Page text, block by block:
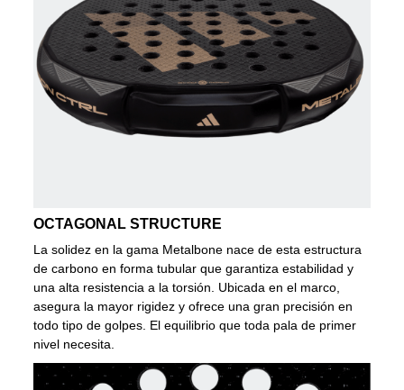
OCTAGONAL STRUCTURE
La solidez en la gama Metalbone nace de esta estructura
de carbono en forma tubular que garantiza estabilidad y
una alta resistencia a la torsión. Ubicada en el marco,
asegura la mayor rigidez y ofrece una gran precisión en
todo tipo de golpes. El equilibrio que toda pala de primer
nivel necesita.